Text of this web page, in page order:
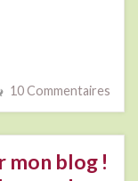
10 Commentaires
mon blog !